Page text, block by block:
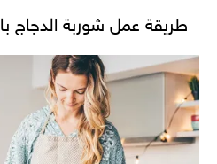
طريقة عمل شوربة الدجاج